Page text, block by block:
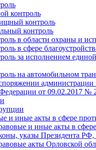
контроль
контроль
контроль
в области охраны и
в сфере
за исполнением единой
на автомобильном
от 09.02.2017 №
и иные акты в сфере
и иные акты в
указы Президента
акты Орловской